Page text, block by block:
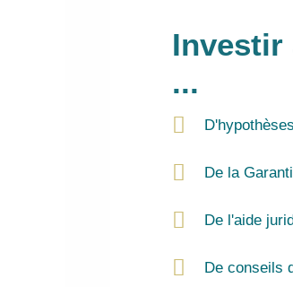
Investir
...
De la
De l'aide
De conseils